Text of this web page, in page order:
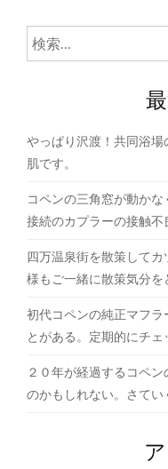
ビ
ゲ
シ
ョ
ン
検
索:
やっぱり沢渡！共同浴
肌です。
コペンの三角窓が動か
接続のカプラーの接触不
四万温泉街を散策して
様もご一緒に散策気分を
初代コペンの純正マフ
とがある。定期的にチ
２０年が経過するコペ
のかもしれない。さてい